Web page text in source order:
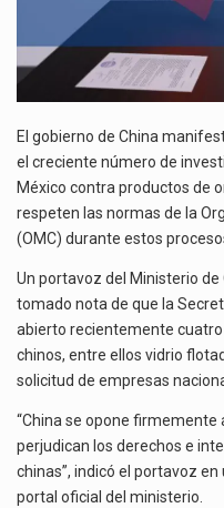
El gobierno de China
el creciente número de
México contra productos de
respeten las normas de la
(OMC) durante estos
Un portavoz del Ministerio
tomado nota de que la
abierto recientemente
chinos, entre ellos vidrio
solicitud de empresas
“China se opone firmemente
perjudican los derechos e
chinas”, indicó el portavoz
portal oficial del ministerio.